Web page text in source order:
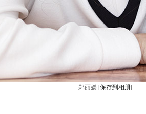
郑丽媛 [保存到相册]